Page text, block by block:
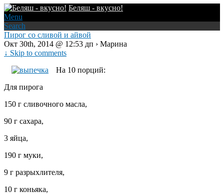
Беляш - вкусно!
Menu
Search
Пирог со сливой и айвой
Окт 30th, 2014 @ 12:53 дп › Марина
↓ Skip to comments
На 10 порций:
Для пирога
150 г сливочного масла,
90 г сахара,
3 яйца,
190 г муки,
9 г разрыхлителя,
10 г коньяка,